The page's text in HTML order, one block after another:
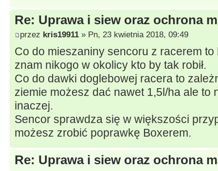
Re: Uprawa i siew oraz ochrona
przez kris19911 » Pn, 23 kwietnia 2018, 09:49
Co do mieszaniny sencoru z racerem
znam nikogo w okolicy kto by tak robił.
Co do dawki doglebowej racera to
ziemie możesz dać nawet 1,5l/ha ale to
inaczej.
Sencor sprawdza się w większości
możesz zrobić poprawkę Boxerem.
Re: Uprawa i siew oraz ochrona